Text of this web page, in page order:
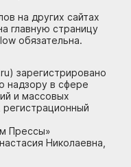
на других сайтах
главную страницу
обязательна.
зарегистрировано
надзору в сфере
и массовых
Прессы»
Николаевна,